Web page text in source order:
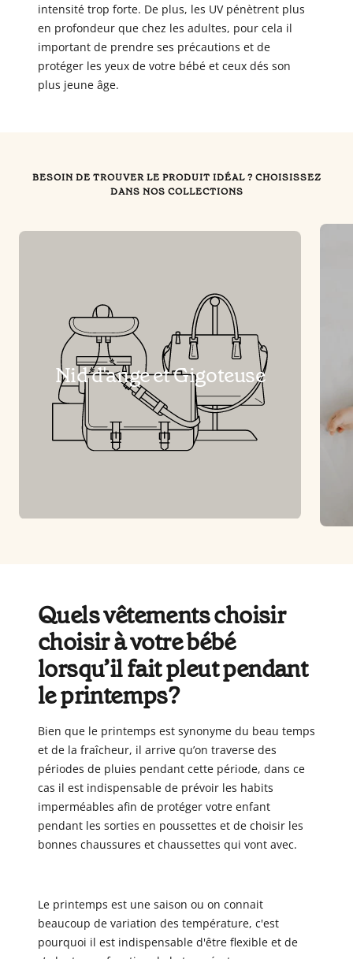
intensité trop forte. De plus, les UV pénètrent plus
en profondeur que chez les adultes, pour cela il
important de prendre ses précautions et de
protéger les yeux de votre bébé et ceux dés son
plus jeune âge.
BESOIN DE TROUVER LE PRODUIT IDÉAL ? CHOISISSEZ
DANS NOS COLLECTIONS
Nid d'ange et Gigoteuse
Quels vêtements choisir
choisir à votre bébé
lorsqu’il fait pleut pendant
le printemps?
Bien que le printemps est synonyme du beau temps
et de la fraîcheur, il arrive qu’on traverse des
périodes de pluies pendant cette période, dans ce
cas il est indispensable de prévoir les habits
imperméables afin de protéger votre enfant
pendant les sorties en poussettes et de choisir les
bonnes chaussures et chaussettes qui vont avec.
Le printemps est une saison ou on connait
beaucoup de variation des température, c'est
pourquoi il est indispensable d'être flexible et de